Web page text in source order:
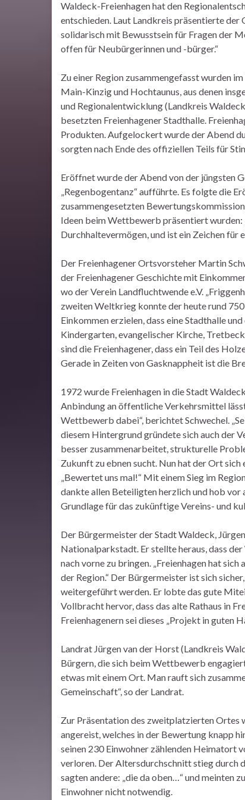
Waldeck-Freienhagen hat den
entschieden. Laut Landkreis präsentierte
solidarisch mit Bewusstsein für Fragen der
offen für Neubürgerinnen und -bürger.“
Zu einer Region zusammengefasst wurden
Main-Kinzig und Hochtaunus, aus denen
und Regionalentwicklung (Landkreis
besetzten Freienhagener Stadthalle.
Produkten. Aufgelockert wurde der Abend
sorgten nach Ende des offiziellen Teils für
Eröffnet wurde der Abend von der jüngsten
„Regenbogentanz“ aufführte. Es folgte die
zusammengesetzten
Ideen beim Wettbewerb präsentiert wurden:
Durchhaltevermögen, und ist ein Zeichen für
Der Freienhagener Ortsvorsteher Martin
der Freienhagener Geschichte mit
wo der Verein Landfluchtwende e.V.
zweiten Weltkrieg konnte der heute rund
Einkommen erzielen, dass eine Stadthalle
Kindergarten, evangelischer Kirche,
sind die Freienhagener, dass ein Teil des
Gerade in Zeiten von Gasknappheit ist die
1972 wurde Freienhagen in die Stadt
Anbindung an öffentliche Verkehrsmittel
Wettbewerb dabei“, berichtet Schwechel.
diesem Hintergrund gründete sich auch der
besser zusammenarbeitet, strukturelle
Zukunft zu ebnen sucht. Nun hat der Ort
„Bewertet uns mal!“ Mit einem Sieg im
dankte allen Beteiligten herzlich und hob vor
Grundlage für das zukünftige Vereins- und
Der Bürgermeister der Stadt Waldeck,
Nationalparkstadt. Er stellte heraus, dass
nach vorne zu bringen. „Freienhagen hat
der Region.“ Der Bürgermeister ist sich
weitergeführt werden. Er lobte das gute
Vollbracht hervor, dass das alte Rathaus in
Freienhagenern sei dieses „Projekt in guten
Landrat Jürgen van der Horst (Landkreis
Bürgern, die sich beim Wettbewerb
etwas mit einem Ort. Man rauft sich
Gemeinschaft“, so der Landrat.
Zur Präsentation des zweitplatzierten
angereist, welches in der Bewertung knapp
seinen 230 Einwohner zählenden Heimatort
verloren. Der Altersdurchschnitt stieg durch
sagten andere: „die da oben…“ und meinten
Einwohner nicht notwendig.